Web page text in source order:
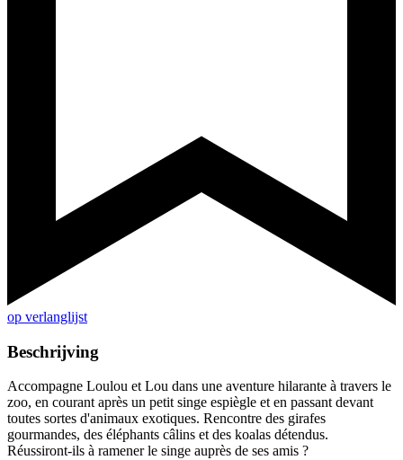
op verlanglijst
Beschrijving
Accompagne Loulou et Lou dans une aventure hilarante à travers le
zoo, en courant après un petit singe espiègle et en passant devant
toutes sortes d'animaux exotiques. Rencontre des girafes
gourmandes, des éléphants câlins et des koalas détendus.
Réussiront-ils à ramener le singe auprès de ses amis ?